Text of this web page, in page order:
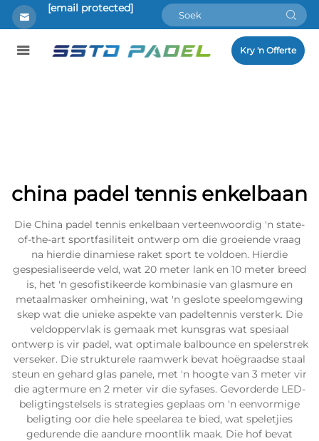
[email protected]
Kry 'n Offerte
china padel tennis enkelbaan
Die China padel tennis enkelbaan verteenwoordig 'n state-
of-the-art sportfasiliteit ontwerp om die groeiende vraag
na hierdie dinamiese raket sport te voldoen. Hierdie
gespesialiseerde veld, wat 20 meter lank en 10 meter breed
is, het 'n gesofistikeerde kombinasie van glasmure en
metaalmasker omheining, wat 'n geslote speelomgewing
skep wat die unieke aspekte van padeltennis versterk. Die
veldoppervlak is gemaak met kunsgras wat spesiaal
ontwerp is vir padel, wat optimale balbounce en spelerstrek
verseker. Die strukturele raamwerk bevat hoëgraadse staal
steun en gehard glas panele, met 'n hoogte van 3 meter vir
die agtermure en 2 meter vir die syfases. Gevorderde LED-
beligtingstelsels is strategies geplaas om 'n eenvormige
beligting oor die hele speelarea te bied, wat speletjies
gedurende die aandure moontlik maak. Die hof bevat